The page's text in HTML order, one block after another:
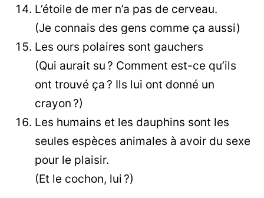
L’étoile de mer n’a pas de cerveau.
(Je connais des gens comme ça aussi)
Les ours polaires sont gauchers
(Qui aurait su ? Comment est-ce qu’ils
ont trouvé ça ? Ils lui ont donné un
crayon ?)
Les humains et les dauphins sont les
seules espèces animales à avoir du sexe
pour le plaisir.
(Et le cochon, lui ?)